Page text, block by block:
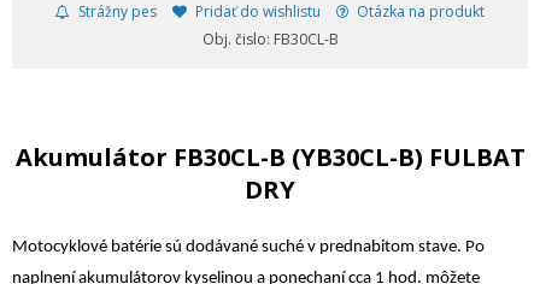
Strážny pes Pridať do wishlistu
Otázka na produkt
Obj. čislo: FB30CL-B
Akumulátor FB30CL-B (YB30CL-B) FULBAT
DRY
Motocyklové batérie sú dodávané suché v prednabitom stave. Po
naplnení akumulátorov kyselinou a ponechaní cca 1 hod. môžete